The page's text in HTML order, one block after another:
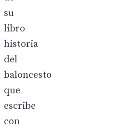
su
libro
historia
del
baloncesto
que
escribe
con